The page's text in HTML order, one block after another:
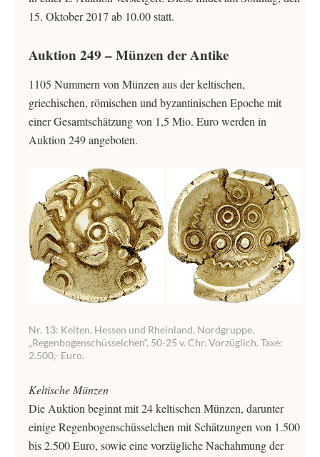
15. Oktober 2017 ab 10.00 statt.
Auktion 249 – Münzen der Antike
1105 Nummern von Münzen aus der keltischen,
griechischen, römischen und byzantinischen Epoche mit
einer Gesamtschätzung von 1,5 Mio. Euro werden in
Auktion 249 angeboten.
Nr. 13: Kelten. Hessen und Rheinland. Nordgruppe.
„Regenbogenschüsselchen“, 50-25 v. Chr. Vorzüglich. Taxe:
2.500,- Euro.
Keltische Münzen
Die Auktion beginnt mit 24 keltischen Münzen, darunter
einige Regenbogenschüsselchen mit Schätzungen von 1.500
bis 2.500 Euro, sowie eine vorzügliche Nachahmung der